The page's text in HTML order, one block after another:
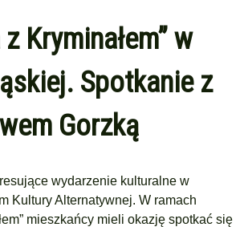
Kryminałem” w
Spotkanie z
Gorzką
wydarzenie kulturalne w
Kultury Alternatywnej. W ramach
mieszkańcy mieli okazję spotkać się